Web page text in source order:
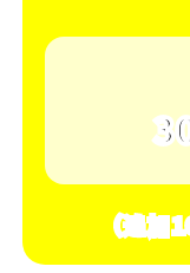
（追加